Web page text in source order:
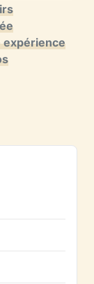
expérience